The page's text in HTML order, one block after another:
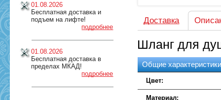
01.08.2026
Бесплатная доставка и
подъем на лифте!
подробнее
01.08.2026
Бесплатная доставка в
пределах МКАД!
подробнее
Доставка
Шланг для
Общие
Цвет:
Материал: